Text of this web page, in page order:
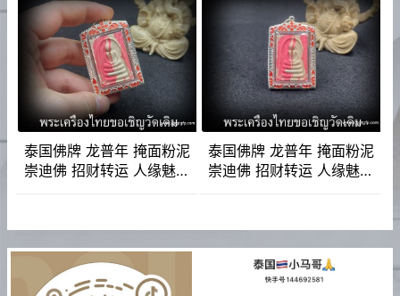
泰国佛牌 龙普年 掩面粉泥
崇迪佛 招财转运 人缘魅力
泰国佛牌 龙普年 掩面粉泥
崇迪佛 招财转运 人缘魅力